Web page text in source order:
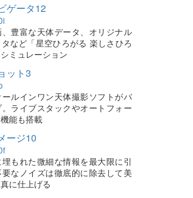
ゲータ12
豊富な天体データ、オリジナル
など「星空ひろがる 楽しさひろ
ミュレーション
ット3
ルインワン天体撮影ソフトがパ
ライブスタックやオートフォー
能も搭載
ージ10
もれた微細な情報を最大限に引
なノイズは徹底的に除去して美
に仕上げる